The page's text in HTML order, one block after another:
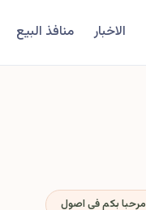
الاخبار منافذ البيع
مرحبا بكم فى اصول